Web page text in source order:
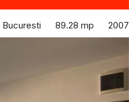
Bucuresti 89.28 mp 2007